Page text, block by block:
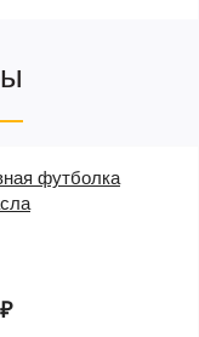
футболка